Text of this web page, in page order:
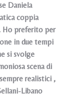
Daniela
coppia
Ho preferito per
in due tempi
si svolge
scena di
realistici ,
Libano